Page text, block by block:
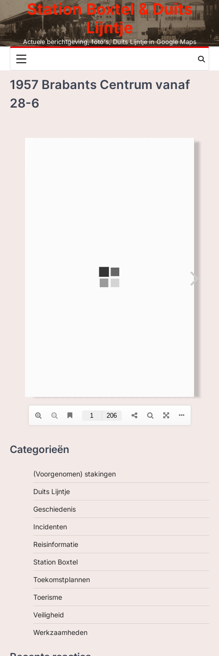
Skip
to
content
Station Boxtel & Duits
Lijntje
Actuele berichtgeving, foto's, Duits Lijntje in Google Maps
DUITS LIJNTJE
STATION BOXTEL
1957 Brabants Centrum vanaf
28-6
Categorieën
(Voorgenomen) stakingen
Duits Lijntje
Geschiedenis
Incidenten
Reisinformatie
Station Boxtel
Toekomstplannen
Toerisme
Veiligheid
Werkzaamheden